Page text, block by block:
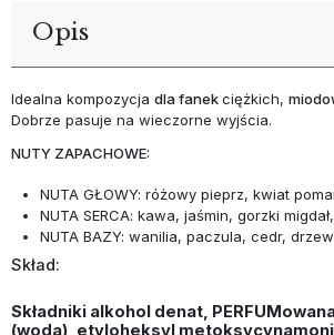
Opis
Idealna kompozycja dla fanekciężkich,
Dobrze pasuje na wieczorne wyjścia.
NUTY ZAPACHOWE:
NUTA GŁOWY: różowy pieprz, kwiat
NUTA SERCA: kawa, jaśmin, gorzki
NUTA BAZY: wanilia, paczula, cedr,
Skład:
Składniki alkohol denat,
(woda), etyloheksyl